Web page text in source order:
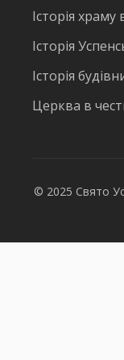
Історія
Історія
Історія
Церква в
© 2025 Свято